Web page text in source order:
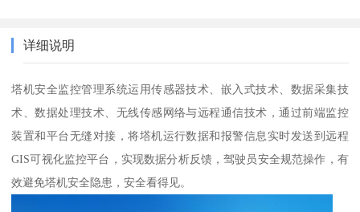
详细说明
塔机安全监控管理系统运用传感器技术、嵌入式技术、数据采集技
术、数据处理技术、无线传感网络与远程通信技术，通过前端监控
装置和平台无缝对接，将塔机运行数据和报警信息实时发送到远程
GIS可视化监控平台，实现数据分析反馈，驾驶员安全规范操作，有
效避免塔机安全隐患，安全看得见。